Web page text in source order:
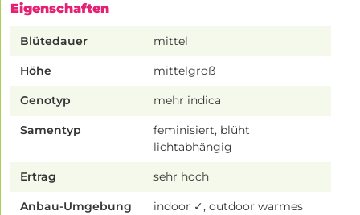
Eigenschaften
Blütedauer mittel
Höhe mittelgroß
Genotyp mehr indica
Samentyp
feminisiert, blüht
lichtabhängig
Ertrag sehr hoch
Anbau-Umgebung
indoor ✓, outdoor warmes